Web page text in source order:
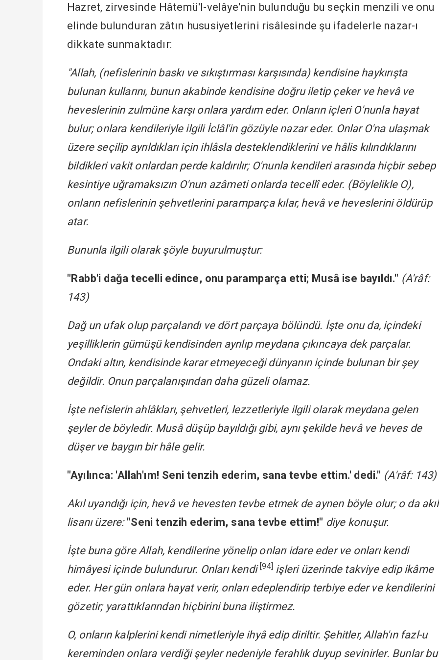
Hazret, zirvesinde Hâtemü'l-velâye'nin bulunduğu bu seçkin menzili ve onu
elinde bulunduran zâtın hususiyetlerini risâlesinde şu ifadelerle nazar-ı
dikkate sunmaktadır:
"Allah, (nefislerinin baskı ve sıkıştırması karşısında) kendisine haykırışta
bulunan kullarını, bunun akabinde kendisine doğru iletip çeker ve hevâ ve
heveslerinin zulmüne karşı onlara yardım eder. Onların içleri O'nunla hayat
bulur; onlara kendileriyle ilgili İclâl'in gözüyle nazar eder. Onlar O'na ulaşmak
üzere seçilip ayrıldıkları için ihlâsla desteklendiklerini ve hâlis kılındıklarını
bildikleri vakit onlardan perde kaldırılır; O'nunla kendileri arasında hiçbir sebep
kesintiye uğramaksızın O'nun azâmeti onlarda tecellî eder. (Böylelikle O),
onların nefislerinin şehvetlerini paramparça kılar, hevâ ve heveslerini öldürüp
atar.
Bununla ilgili olarak şöyle buyurulmuştur:
"Rabb'i dağa tecelli edince, onu paramparça etti; Musâ ise bayıldı." (A'râf:
143)
Dağ un ufak olup parçalandı ve dört parçaya bölündü. İşte onu da, içindeki
yeşilliklerin gümüşü kendisinden ayrılıp meydana çıkıncaya dek parçalar.
Ondaki altın, kendisinde karar etmeyeceği dünyanın içinde bulunan bir şey
değildir. Onun parçalanışından daha güzeli olamaz.
İşte nefislerin ahlâkları, şehvetleri, lezzetleriyle ilgili olarak meydana gelen
şeyler de böyledir. Musâ düşüp bayıldığı gibi, aynı şekilde hevâ ve heves de
düşer ve baygın bir hâle gelir.
"Ayılınca: 'Allah'ım! Seni tenzih ederim, sana tevbe ettim.' dedi." (A'râf: 143)
Akıl uyandığı için, hevâ ve hevesten tevbe etmek de aynen böyle olur; o da akıl
lisanı üzere: "Seni tenzih ederim, sana tevbe ettim!" diye konuşur.
İşte buna göre Allah, kendilerine yönelip onları idare eder ve onları kendi
himâyesi içinde bulundurur. Onları kendi [94] işleri üzerinde takviye edip ikâme
eder. Her gün onlara hayat verir, onları edeplendirip terbiye eder ve kendilerini
gözetir; yarattıklarından hiçbirini buna iliştirmez.
O, onların kalplerini kendi nimetleriyle ihyâ edip diriltir. Şehitler, Allah'ın fazl-u
kereminden onlara verdiği şeyler nedeniyle ferahlık duyup sevinirler. Bunlar bu